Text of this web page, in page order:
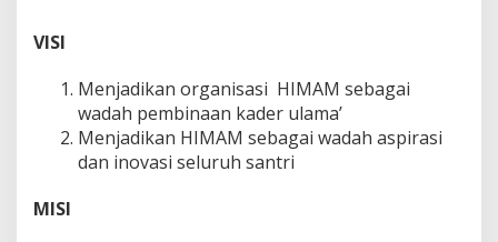
VISI
Menjadikan organisasi HIMAM sebagai
wadah pembinaan kader ulama’
Menjadikan HIMAM sebagai wadah aspirasi
dan inovasi seluruh santri
MISI